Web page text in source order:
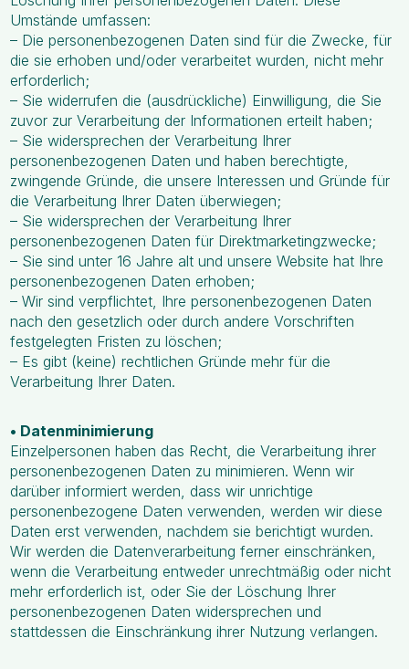
Umstände umfassen:
– Die personenbezogenen Daten sind für die Zwecke, für
die sie erhoben und/oder verarbeitet wurden, nicht mehr
erforderlich;
– Sie widerrufen die (ausdrückliche) Einwilligung, die Sie
zuvor zur Verarbeitung der Informationen erteilt haben;
– Sie widersprechen der Verarbeitung Ihrer
personenbezogenen Daten und haben berechtigte,
zwingende Gründe, die unsere Interessen und Gründe für
die Verarbeitung Ihrer Daten überwiegen;
– Sie widersprechen der Verarbeitung Ihrer
personenbezogenen Daten für Direktmarketingzwecke;
– Sie sind unter 16 Jahre alt und unsere Website hat Ihre
personenbezogenen Daten erhoben;
– Wir sind verpflichtet, Ihre personenbezogenen Daten
nach den gesetzlich oder durch andere Vorschriften
festgelegten Fristen zu löschen;
– Es gibt (keine) rechtlichen Gründe mehr für die
Verarbeitung Ihrer Daten.
• Datenminimierung
Einzelpersonen haben das Recht, die Verarbeitung ihrer
personenbezogenen Daten zu minimieren. Wenn wir
darüber informiert werden, dass wir unrichtige
personenbezogene Daten verwenden, werden wir diese
Daten erst verwenden, nachdem sie berichtigt wurden.
Wir werden die Datenverarbeitung ferner einschränken,
wenn die Verarbeitung entweder unrechtmäßig oder nicht
mehr erforderlich ist, oder Sie der Löschung Ihrer
personenbezogenen Daten widersprechen und
stattdessen die Einschränkung ihrer Nutzung verlangen.